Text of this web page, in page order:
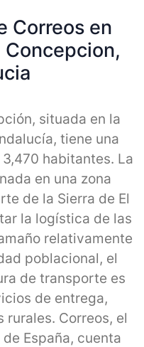
Correos en
Concepcion,
situada en la
tiene una
habitantes. La
en una zona
de la Sierra de El
la logística de las
relativamente
poblacional, el
de transporte es
de entrega,
Correos, el
España, cuenta